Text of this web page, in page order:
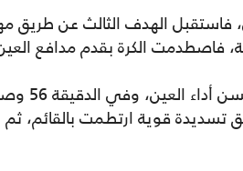
فاصطدمت الكرة بقدم مدافع
وفي
تسديدة قوية ارتطمت بالقائم،